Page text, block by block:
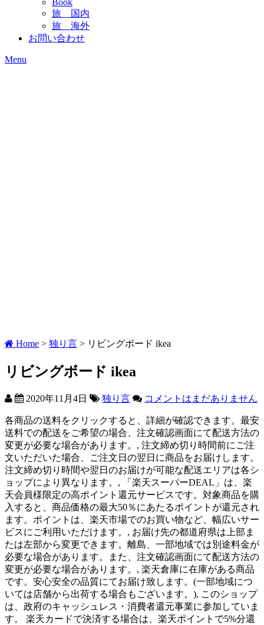
旅 国内
旅 海外
お問い合わせ
Menu
Home > 独り言 > リビングボード ikea
リビングボード ikea
2020年11月4日 独り言 コメントはまだありません
各商品の送料をクリックすると、詳細が確認できます。最安
送料での配送をご希望の場合、注文確認画面にて配送方法の
変更が必要な場合があります。, 注文締め切り時間前にご注
文いただいた場合、ご注文日の翌日に商品をお届けします。
注文締め切り時間や翌日のお届けが可能な配送エリアは各シ
ョップにより異なります。, 「楽天スーパーDEAL」は、楽
天会員様限定の高ポイント還元サービスです。対象商品を購
入すると、商品価格の最大50％にあたるポイントが還元され
ます。ポイントは、楽天市場でのお買い物など、幅広いサー
ビスにご利用いただけます。, お届け先の都道府県は上部ま
たは左部から変更できます。離島、一部地域では別途料金が
必要な場合があります。また、注文確認画面にて配送方法の
変更が必要な場合があります。, 楽天倉庫に在庫がある商品
です。安心安全の品質にてお届け致します。(一部地域につ
いては店舗から出荷する場合もございます。), このショップ
は、政府のキャッシュレス・消費者還元事業に参加していま
す。 楽天カードで決済する場合は、楽天ポイントで5%分還